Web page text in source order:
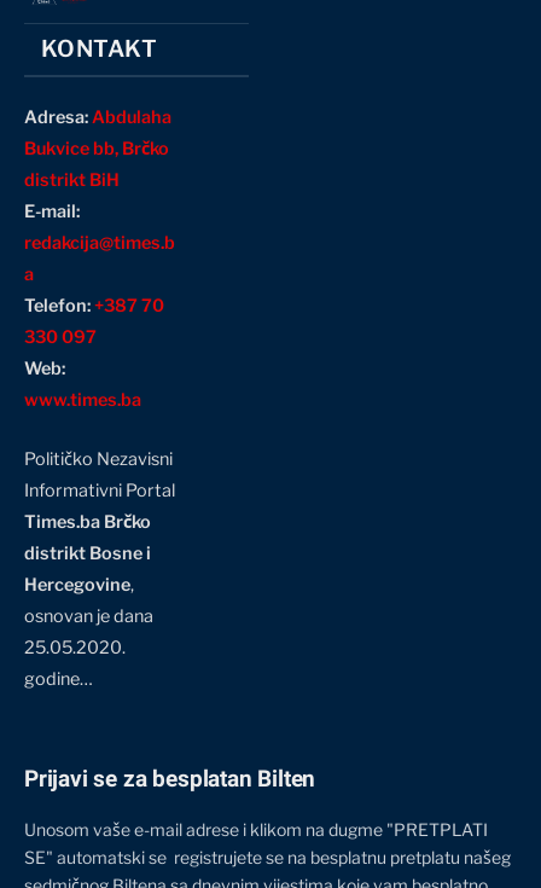
KONTAKT
Adresa:Abdulaha
Bukvice bb, Brčko
distrikt BiH
E-mail:
redakcija@times.b
a
Telefon:+387 70
330 097
Web:
www.times.ba
Političko Nezavisni
Informativni Portal
Times.ba Brčko
distrikt Bosne i
Hercegovine,
osnovan je dana
25.05.2020.
godine…
Prijavi se za besplatan Bilten
Unosom vaše e-mail adrese i klikom na dugme "PRETPLATI
SE" automatski se registrujete se na besplatnu pretplatu našeg